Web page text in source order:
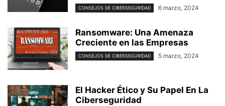
CONSEJOS DE CIBERSEGURIDAD 6 marzo, 2024
Ransomware: Una Amenaza
Creciente en las Empresas
CONSEJOS DE CIBERSEGURIDAD 5 marzo, 2024
El Hacker Ético y Su Papel En La
Ciberseguridad